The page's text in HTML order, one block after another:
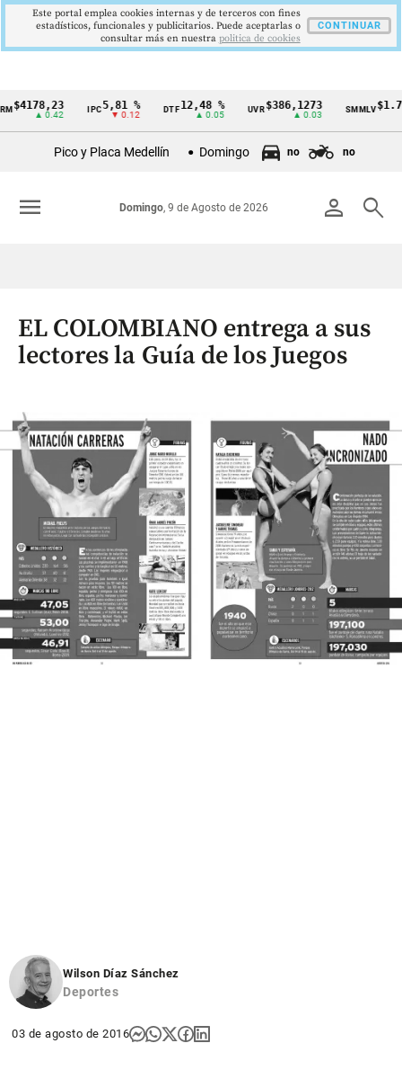
Cintillo
Colombia
▲ 0.42
IPC 5,81 %
▼ 0.12
DTF 12,48 %
▲ 0.05
UVR $386,1273
▲ 0.03
SMMLV
Pico y Placa Medellín Domingo no no
person search
Domingo, 9 de Agosto de 2026
menu
EL COLOMBIANO entrega a sus
lectores la Guía de los Juegos
Wilson Díaz Sánchez
Deportes
03 de agosto de 2016
Este portal emplea cookies internas y de terceros con fines
estadísticos, funcionales y publicitarios. Puede aceptarlas o
consultar más en nuestra politica de cookies
CONTINUAR